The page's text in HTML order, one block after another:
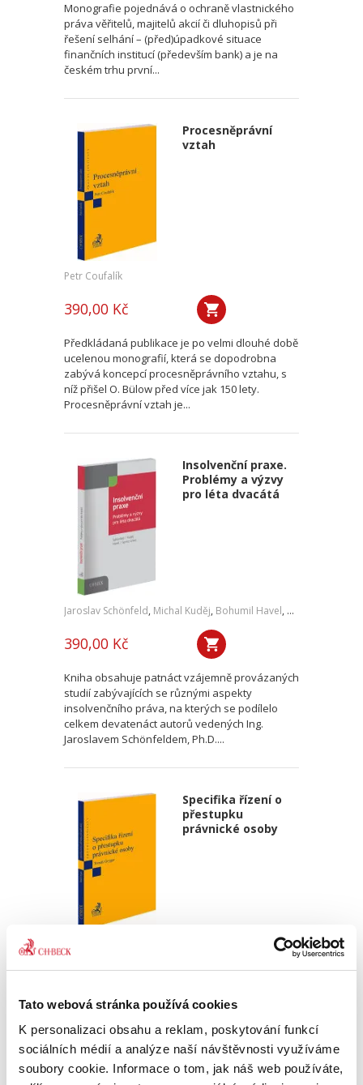
Tato webová stránka používá cookies
K personalizaci obsahu a reklam, poskytování funkcí
sociálních médií a analýze naší návštěvnosti využíváme
soubory cookie. Informace o tom, jak náš web používáte,
Monografie pojednává o ochraně vlastnického
práva věřitelů, majitelů akcií či dluhopisů při
řešení selhání – (před)úpadkové situace
finančních institucí (především bank) a je na
českém trhu první...
Procesněprávní
vztah
Petr Coufalík
390,00 Kč
Předkládaná publikace je po velmi dlouhé době
ucelenou monografií, která se dopodrobna
zabývá koncepcí procesněprávního vztahu, s
níž přišel O. Bülow před více jak 150 lety.
Procesněprávní vztah je...
Insolvenční praxe.
Problémy a výzvy
pro léta dvacátá
Jaroslav Schönfeld, Michal Kuděj, Bohumil Havel, Petr Sprinz
390,00 Kč
Kniha obsahuje patnáct vzájemně provázaných
studií zabývajících se různými aspekty
insolvenčního práva, na kterých se podílelo
celkem devatenáct autorů vedených Ing.
Jaroslavem Schönfeldem, Ph.D....
Specifika řízení o
přestupku
právnické osoby
Tomáš Grygar
Tato publikace je věnována problematice řízení
o přestupku právnické osoby, a to zejména z
pohledu jeho specifik oproti řízení o přestupku
osoby fyzické. V červenci 2017 nabyl účinnosti
nový zákon...